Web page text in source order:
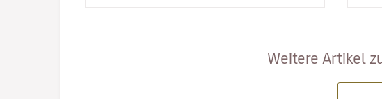
Weitere Artikel